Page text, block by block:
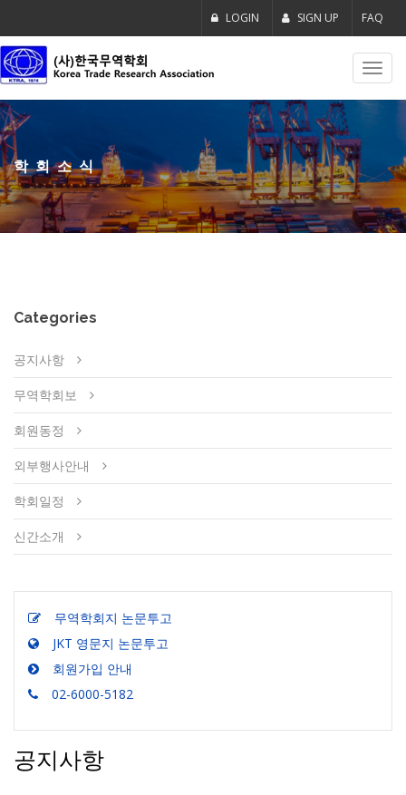
LOGIN SIGN UP FAQ
학회소식
Categories
공지사항
무역학회보
회원동정
외부행사안내
학회일정
신간소개
무역학회지 논문투고
JKT 영문지 논문투고
회원가입 안내
02-6000-5182
공지사항